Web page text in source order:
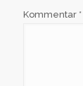
Kommentar *